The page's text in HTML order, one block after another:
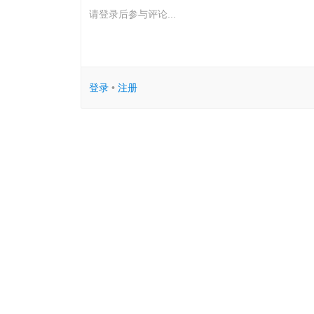
请登录后参与评论...
登录• 注册